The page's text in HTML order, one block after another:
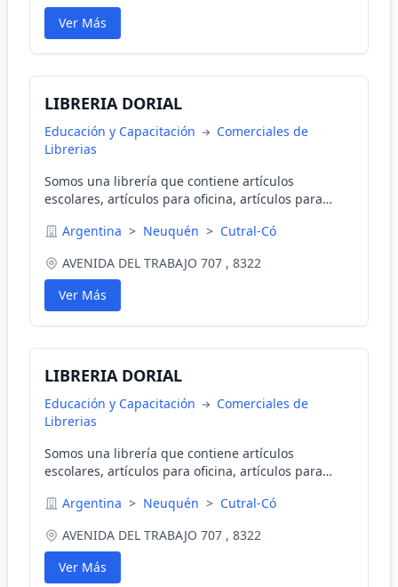
Ver Más
LIBRERIA DORIAL
Educación y Capacitación
Comerciales de
Librerias
Somos una librería que contiene artículos
escolares, artículos para oficina, artículos para
amplia variedad.
Argentina > Neuquén > Cutral-Có
AVENIDA DEL TRABAJO 707 , 8322
Ver Más
LIBRERIA DORIAL
Educación y Capacitación
Comerciales de
Librerias
Somos una librería que contiene artículos
escolares, artículos para oficina, artículos para
amplia variedad.
Argentina > Neuquén > Cutral-Có
AVENIDA DEL TRABAJO 707 , 8322
Ver Más